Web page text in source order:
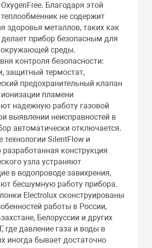
Благодаря этой
теплообменник не содержит
здоровья металлов, таких как
делает прибор безопасным для
окружающей среды.
контроля безопасности:
защитный термостат,
предохранительный клапан
пламени
надежную работу газовой
выявлении неисправностей в
автоматически отключается.
технологии SilentFlow и
разработанная конструкция
узла устраняют
в водопроводе завихрения,
бесшумную работу прибора.
Electrolux сконструированы
работы в России,
Белоруссии и других
где давление газа и воды в
иногда бывает достаточно